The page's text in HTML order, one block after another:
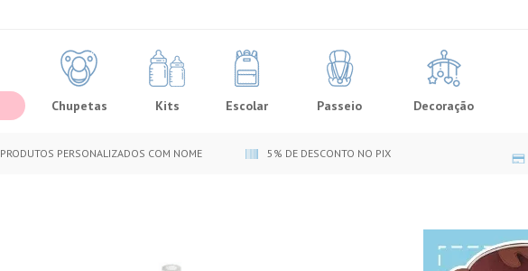
Chupetas Kits Escolar Passeio Decoração
PRODUTOS PERSONALIZADOS COM NOME 5% DE DESCONTO NO PIX